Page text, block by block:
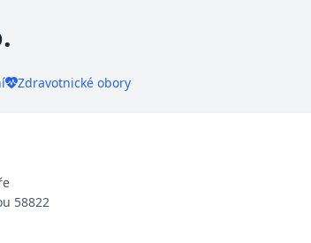
Zdravotnické obory
58822